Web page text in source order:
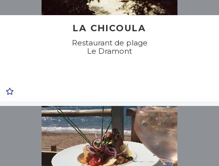
LA CHICOULA
Restaurant de plage
Le Dramont